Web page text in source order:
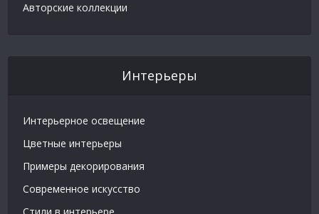
Авторские коллекции
Интерьеры
Интерьерное освещение
Цветные интерьеры
Примеры декорирования
Современное искусство